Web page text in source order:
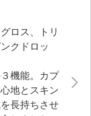
ロス、トリ
クドロッ
機能。カプ
地とスキン
長持ちさせ